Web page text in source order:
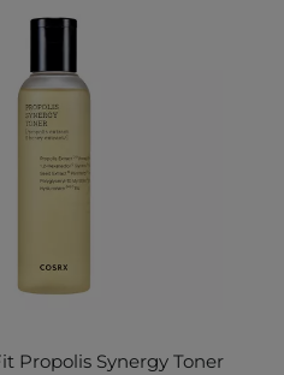
Propolis Synergy Toner